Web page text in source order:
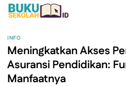
Skip
INFO
Meningkatkan Akses
Asuransi Pendidikan:
Manfaatnya